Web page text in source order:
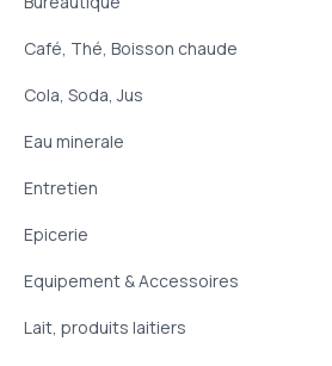
Café, Thé, Boisson chaude
Cola, Soda, Jus
Eau minerale
Entretien
Epicerie
Equipement & Accessoires
Lait, produits laitiers